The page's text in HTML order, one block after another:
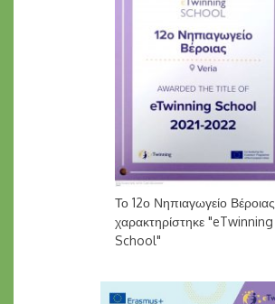
Το 12ο Νηπιαγωγείο Βέροιας
χαρακτηρίστηκε "eTwinning
School"